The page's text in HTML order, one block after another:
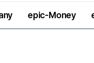
epic-Money